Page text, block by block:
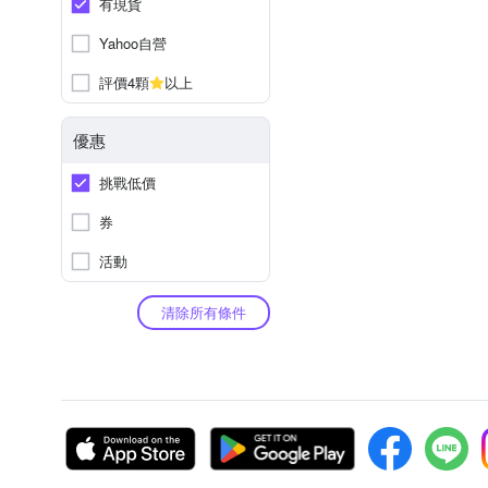
Yahoo自營
評價4顆
以上
優惠
挑戰低價
券
活動
清除所有條件